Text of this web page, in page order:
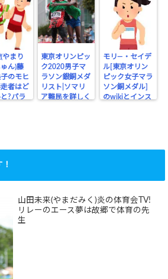
やまり
ん)藤
のモヒ
者はど
?パラ
東京オリンピッ
ク2020男子マ
ラソン銀銅メダ
リスト|ソマリ
ア難民を詳しく
モリ―・セイデ
ル[東京オリン
ピック女子マラ
ソン銅メダル]
のwikiとインス
山田未来(やまだみく)炎の体育会TV!
リレーのエース夢は故郷で体育の先
生